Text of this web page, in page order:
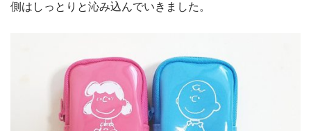
側はしっとりと沁み込んでいきました。